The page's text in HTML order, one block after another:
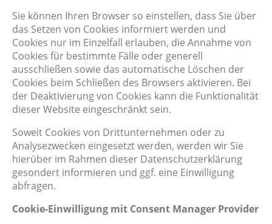
Sie können Ihren Browser so einstellen, dass Sie über
das Setzen von Cookies informiert werden und
Cookies nur im Einzelfall erlauben, die Annahme von
Cookies für bestimmte Fälle oder generell
ausschließen sowie das automatische Löschen der
Cookies beim Schließen des Browsers aktivieren. Bei
der Deaktivierung von Cookies kann die Funktionalität
dieser Website eingeschränkt sein.
Soweit Cookies von Drittunternehmen oder zu
Analysezwecken eingesetzt werden, werden wir Sie
hierüber im Rahmen dieser Datenschutzerklärung
gesondert informieren und ggf. eine Einwilligung
abfragen.
Cookie-Einwilligung mit Consent Manager Provider